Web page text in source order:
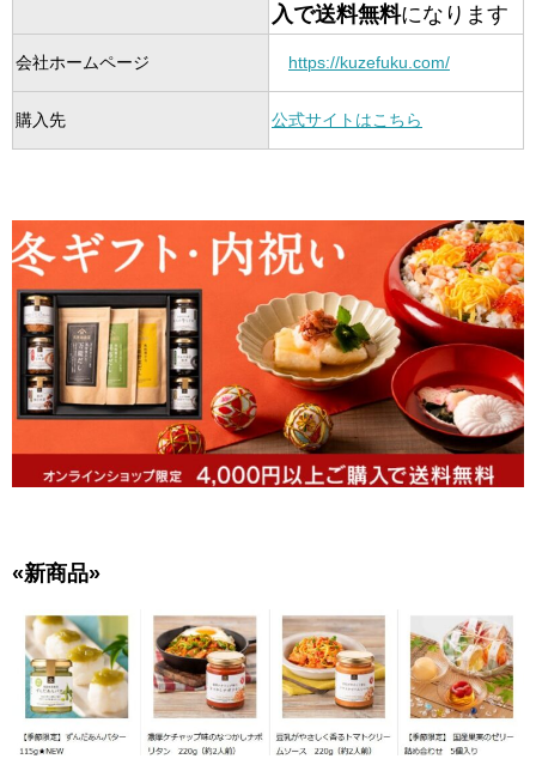
入で送料無料になります
会社ホームページ https://kuzefuku.com/
購入先 公式サイトはこちら
«新商品»